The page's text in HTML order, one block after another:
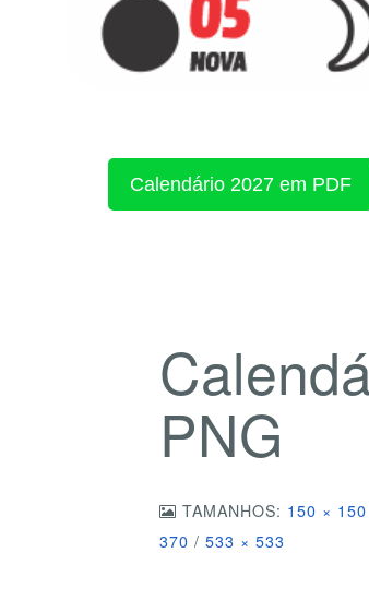
Calendário 2027 em PDF
PNG
TAMANHOS: 150 × 150
370 / 533 × 533